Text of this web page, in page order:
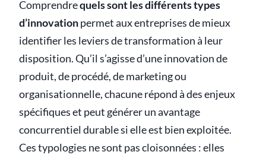
Comprendrequels sont les différents types
d’innovationpermet aux entreprises de mieux
identifier les leviers de transformation à leur
disposition. Qu’il s’agisse d’une innovation de
produit, de procédé, de marketing ou
organisationnelle, chacune répond à des enjeux
spécifiques et peut générer un avantage
concurrentiel durable si elle est bien exploitée.
Ces typologies ne sont pas cloisonnées : elles